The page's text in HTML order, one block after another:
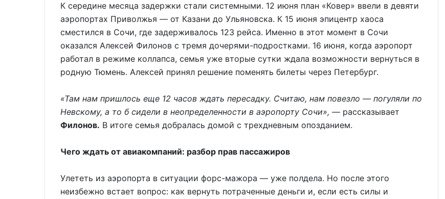
К середине месяца задержки стали системными. 12 июня план «Ковер» ввели в девяти
аэропортах Приволжья — от Казани до Ульяновска. К 15 июня эпицентр хаоса
сместился в Сочи, где задерживалось 123 рейса. Именно в этот момент в Сочи
оказался Алексей Филонов с тремя дочерями-подростками. 16 июня, когда аэропорт
работал в режиме коллапса, семья уже вторые сутки ждала возможности вернуться в
родную Тюмень. Алексей принял решение поменять билеты через Петербург.
«Там нам пришлось еще 12 часов ждать пересадку. Считаю, нам повезло — погуляли по
Невскому, а то б сидели в неопределенности в аэропорту Сочи», — рассказывает
Филонов. В итоге семья добралась домой с трехдневным опозданием.
Чего ждать от авиакомпаний: разбор прав пассажиров
Улететь из аэропорта в ситуации форс-мажора — уже полдела. Но после этого
неизбежно встает вопрос: как вернуть потраченные деньги и, если есть силы и